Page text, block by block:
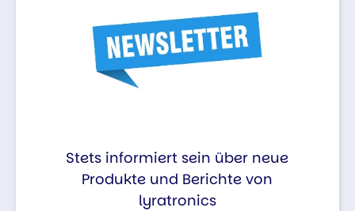
Stets informiert sein über neue
Produkte und Berichte von
lyratronics